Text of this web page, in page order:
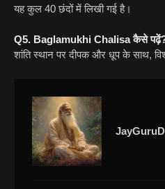
यह कुल 40 छंदों में लिखी गई है।
Q5. Baglamukhi Chalisa कैसे
शांति स्थान पर दीपक और धूप के साथ,